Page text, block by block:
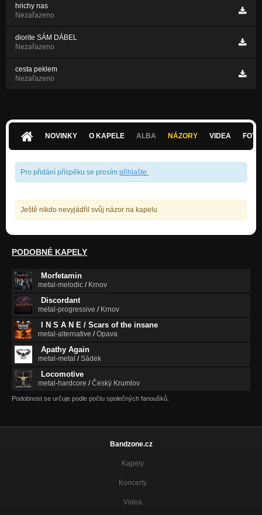
hrichy nas
Nezařazeno
diorite SÁM DÁBEL
Nezařazeno
cesta peklem
Nezařazeno
NOVINKY O KAPELE ALBA NÁZORY VIDEA
Pro přidání příspěku se prosím přihlašte
Ještě nikdo nevyjádřil svůj názor na kapelu
PODOBNÉ KAPELY
Morfetamin
metal-melodic / Krnov
Discordant
metal-progressive / Krnov
I N S A N E / Scars of the insane
metal-alternative /Opava
Apathy Again
metal-metal /Sádek
Locomotive
metal-hardcore /Český Krumlov
Podobnost se určuje podle počtu společných fanoušků.
Bandzone.cz
Kapely
Koncerty
Videa